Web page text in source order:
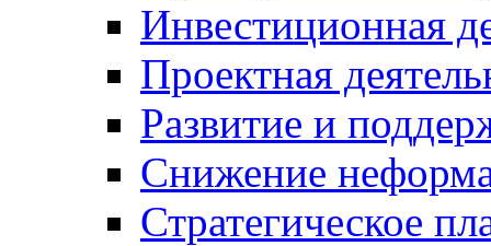
Инвестиционная
Проектная
Развитие и
Снижение
Стратегическое